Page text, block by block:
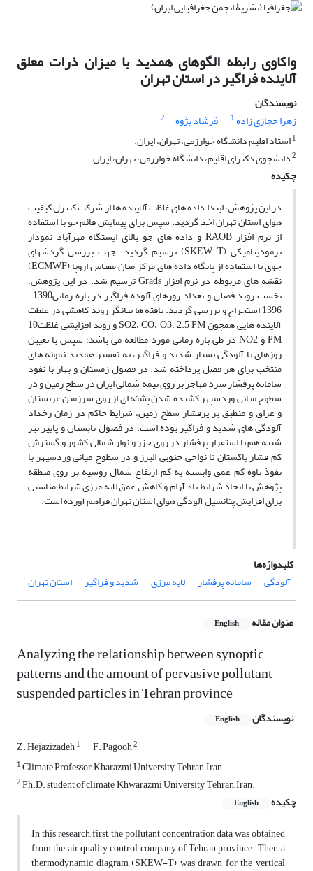
واکاوی رابطه الگوهای همدید با میزان ذرات معلق
آلاینده فراگیر در استان تهران
نویسندگان
زهرا حجازی زاده1 فرشاد پژوه
2
1استاد اقلیم دانشگاه خوارزمی، تهران، ایران.
2دانشجوی دکترای اقلیم، دانشگاه خوارزمی، تهران، ایران.
چکیده
در این پژوهش، ابتدا داده های غلظت آلاینده ها از شرکت کنترل کیفیت
هوای استان تهران اخذ گردید. سپس برای پیمایش قائم جو با استفاده
از نرم افزار RAOB و داده های جو بالای ایستگاه مهرآباد نمودار
ترمودینامیکی (SKEW-T) ترسیم گردید. جهت بررسی گردشهای
جوی با استفاده از پایگاه داده های مرکز میان مقیاس اروپا (ECMWF)
نقشه های مربوطه در نرم افزار Grads ترسیم شد. در این پژوهش،
نخست روند فصلی و تعداد روزهای آلوده فراگیر در بازه زمانی1390-
1396 استخراج و بررسی گردید. یافته ها بیانگر روند کاهشی در غلظت
آلاینده هایی همچون SO2، CO، O3، 2.5 PM و روند افزایشی غلظت10
PM و NO2 در طی بازه زمانی مورد مطالعه می باشد؛ سپس با تعیین
روزهای با آلودگی بسیار شدید و فراگیر، به تفسیر همدید نمونه های
منتخب برای هر فصل پرداخته شد. در فصول زمستان و بهار با نفوذ
سامانه پرفشار سرد مهاجر بر روی نیمه شمالی ایران در سطح زمین و در
سطوح میانی وردسپهر کشیده شدن پشته ای از روی سرزمین عربستان
و عراق و منطبق بر پرفشار سطح زمین، شرایط حاکم در زمان رخداد
آلودگی های شدید و فراگیر بوده است. در فصول تابستان و پاییز نیز
شبیه هم با استقرار پرفشار در روی خزر و نوار شمالی کشور و گسترش
کم فشار پاکستان تا نواحی جنوبی البرز و در سطوح میانی وردسپهر با
نفوذ ناوه کم عمق وابسته به کم ارتفاع شمال روسیه بر روی منطقه
پژوهش با ایجاد شرایط باد آرام و کاهش عمق لایه مرزی شرایط مناسبی
برای افزایش پتانسیل آلودگی هوای استان تهران فراهم آورده است.
کلیدواژه‌ها
آلودگی
سامانه پرفشار لایه مرزی شدید و فراگیر استان تهران
عنوان مقاله English
Analyzing the relationship between synoptic
patterns and the amount of pervasive pollutant
suspended particles in Tehran province
نویسندگان English
Z. Hejazizadeh1 F. Pagooh2
1Climate Professor, Kharazmi University, Tehran, Iran.
2Ph.D. student of climate, Khwarazmi University, Tehran, Iran.
چکیده
English
In this research, first, the pollutant concentration data was obtained
from the air quality control company of Tehran province. Then, a
thermodynamic diagram (SKEW-T) was drawn for the vertical